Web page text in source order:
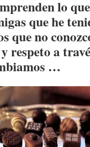
lo
que he
que no
respeto a
…